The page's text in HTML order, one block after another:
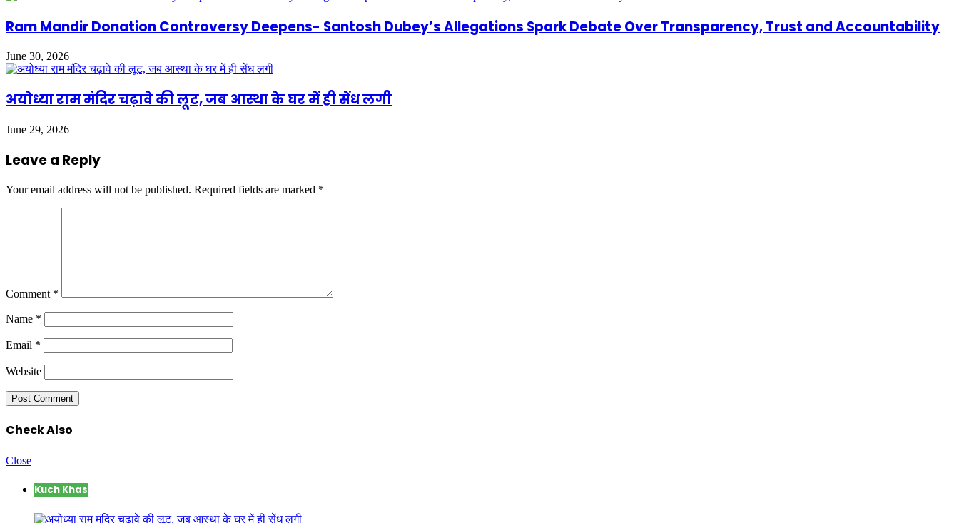
Ram Mandir Donation Controversy Deepens- Santosh Dubey’s Allegations Spark Debate Over Transparency, Trust and Accountability
June 30, 2026
अयोध्या राम मंदिर चढ़ावे की लूट, जब आस्था के घर में ही सेंध लगी
June 29, 2026
Leave a Reply
Your email address will not be published. Required fields are marked *
Comment *
Name *
Email *
Website
Check Also
Close
Kuch Khas